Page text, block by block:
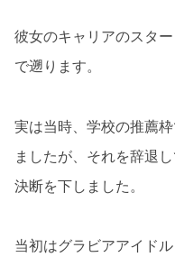
彼女のキャリアのスタ
で遡ります。
実は当時、学校の推薦
ましたが、それを辞退
決断を下しました。
当初はグラビアアイド